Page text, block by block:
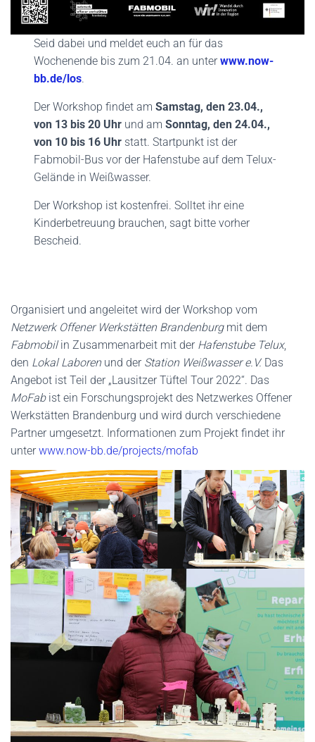
Seid dabei und meldet euch an für das
Wochenende bis zum 21.04. an unterwww.now-
bb.de/los.
Der Workshop findet amSamstag, den 23.04.,
von 13 bis 20 Uhr und amSonntag, den 24.04.,
von 10 bis 16 Uhr statt. Startpunkt ist der
Fabmobil-Bus vor der Hafenstube auf dem Telux-
Gelände in Weißwasser.
Der Workshop ist kostenfrei. Solltet ihr eine
Kinderbetreuung brauchen, sagt bitte vorher
Bescheid.
Organisiert und angeleitet wird der Workshop vom
Netzwerk Offener Werkstätten Brandenburgmit dem
Fabmobilin Zusammenarbeit mit der Hafenstube Telux,
den Lokal Laboren und der Station Weißwasser e.V.Das
Angebot ist Teil der „Lausitzer Tüftel Tour 2022“. Das
MoFabist ein Forschungsprojekt des Netzwerkes Offener
Werkstätten Brandenburg und wird durch verschiedene
Partner umgesetzt. Informationen zum Projekt findet ihr
unterwww.now-bb.de/projects/mofab